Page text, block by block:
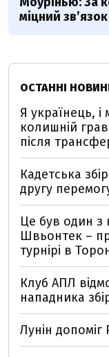
міцний
ОСТАННІ
Я українець, і
колишній
після
Кадетська
другу
Це був один з
Швьонтек –
турнірі в
Клуб АПЛ
нападника
Лунін